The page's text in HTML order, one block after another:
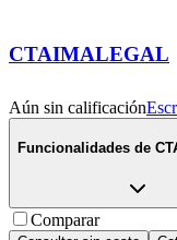
CTAIMALEGAL
Aún sin calificación
Funcionalidades de
Comparar